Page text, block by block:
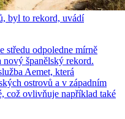
byl to rekord, uvádí
středu odpoledne mírně
nový španělský rekord.
Aemet, která
ostrovů a v západním
což ovlivňuje například také